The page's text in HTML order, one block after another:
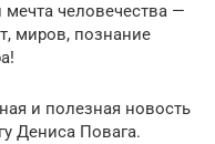
человечества —
миров, познание
и полезная новость
Дениса Повага.